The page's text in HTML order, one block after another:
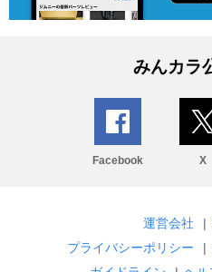
みんカラ
Facebook X
運営会社 |
プライバシーポリシー
|